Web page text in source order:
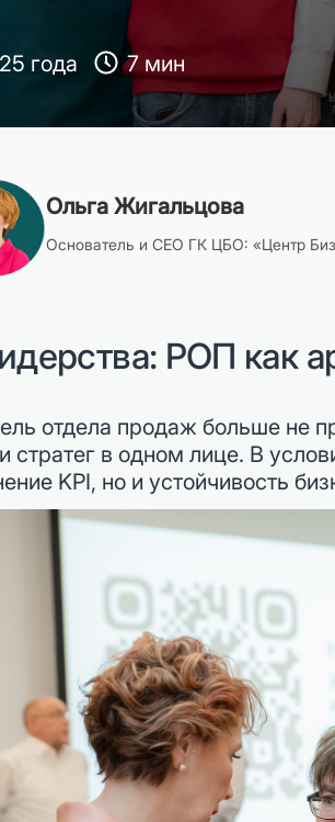
года 7 мин
Ольга Жигальцова
Основатель и CEO ГК ЦБО: «Центр
РОП как
отдела продаж больше не
стратег в одном лице. В
KPI, но и устойчивость